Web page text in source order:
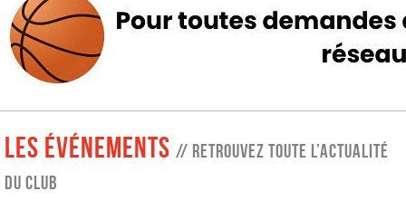
les événements // retrouvez toute l’actualité
du club